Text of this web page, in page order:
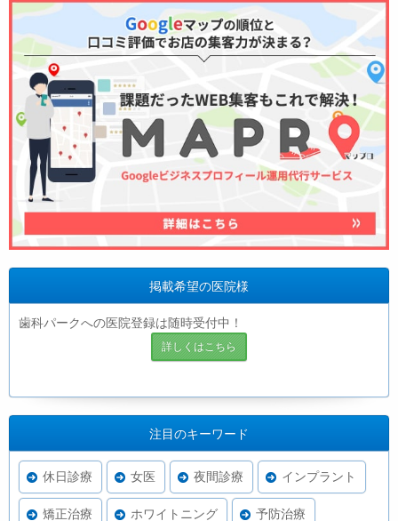
掲載希望の医院様
歯科パークへの医院登録は随時受付中！
詳しくはこちら
注目のキーワード
休日診療 女医 夜間診療 インプラント
矯正治療 ホワイトニング 予防治療